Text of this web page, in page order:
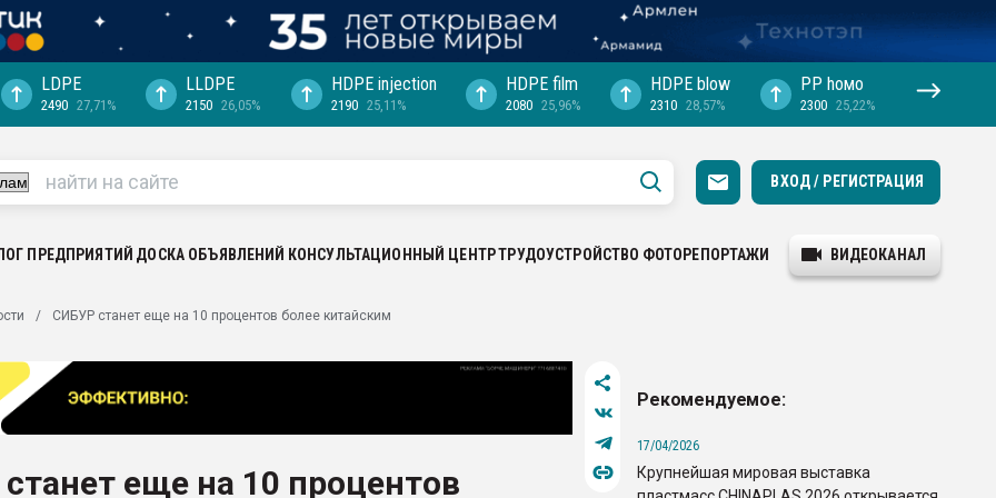
выходит на
рынке
LDPE
2490 27,71%
LLDPE
2150 26,05%
HDPE injection
2190 25,11%
HDPE film
2080 25,96%
HDPE blow
2310 28,57%
PP hомо
2300 25,22%
ВХОД / РЕГИСТРАЦИЯ
ПРЕДПРИЯТИЙ ДОСКА ОБЪЯВЛЕНИЙ КОНСУЛЬТАЦИОННЫЙ ЦЕНТРТРУДОУСТРОЙСТВО ФОТОРЕПОРТАЖИ ВИДЕОКАНАЛ
СИБУР станет еще на 10 процентов более китайским
еще на 10 процентов
Рекомендуемое:
17/04/2026
Крупнейшая мировая выставка